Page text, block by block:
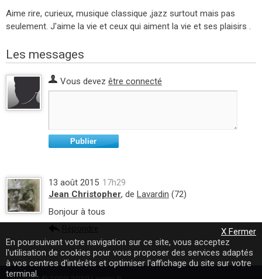
Aime rire, curieux, musique classique ,jazz surtout mais pas
seulement. J'aime la vie et ceux qui aiment la vie et ses plaisirs .
Les messages
Vous devez être connecté
Publier
13 août 2015 17h29
Jean Christopher, de Lavardin (72)
Bonjour à tous
X Fermer
En poursuivant votre navigation sur ce site, vous acceptez
l'utilisation de cookies pour vous proposer des services adaptés
à vos centres d'intérêts et optimiser l'affichage du site sur votre
terminal.